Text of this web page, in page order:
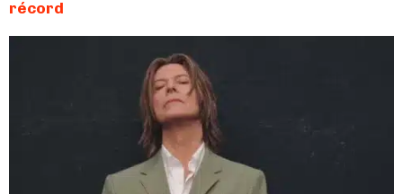
récord